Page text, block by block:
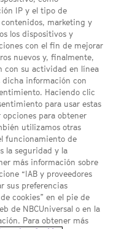
INSTAGRAM
IP y el tipo de
marketing y
los dispositivos y
con el fin de mejorar
nuevos y, finalmente,
con su actividad en línea
dicha información con
Haciendo clic
para usar estas
para obtener
utilizamos otras
funcionamiento de
la seguridad y la
más información sobre
“IAB y proveedores
sus preferencias
cookies” en el pie de
de NBCUniversal o en la
Para obtener más